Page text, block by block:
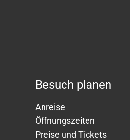
Besuch planen
Anreise
Öffnungszeiten
Preise und Tickets